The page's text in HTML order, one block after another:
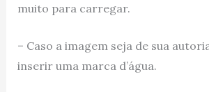
muito para carregar.
– Caso a imagem seja de sua
inserir uma marca d’água.